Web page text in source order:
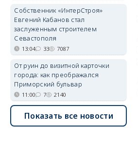
Собственник «ИнтерСтроя»
Евгений Кабанов стал
заслуженным строителем
Севастополя
13:04 33 7087
От руин до визитной карточки
города: как преображался
Приморский бульвар
11:00 7 2140
Показать все новости